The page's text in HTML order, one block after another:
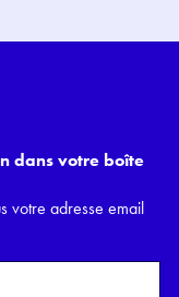
dans votre boîte
votre adresse email